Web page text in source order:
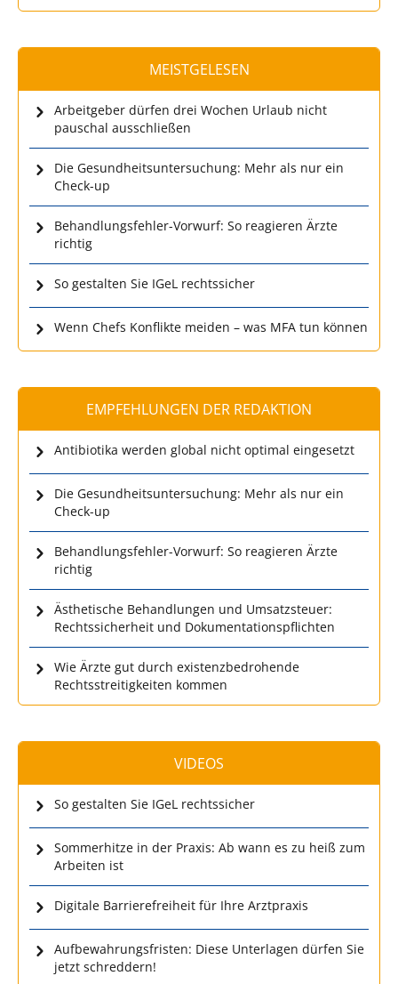
MEISTGELESEN
Arbeitgeber dürfen drei Wochen Urlaub nicht
pauschal ausschließen
Die Gesundheitsuntersuchung: Mehr als nur ein
Check-up
Behandlungsfehler-Vorwurf: So reagieren Ärzte
richtig
So gestalten Sie IGeL rechtssicher
Wenn Chefs Konflikte meiden – was MFA tun können
EMPFEHLUNGEN DER REDAKTION
Antibiotika werden global nicht optimal eingesetzt
Die Gesundheitsuntersuchung: Mehr als nur ein
Check-up
Behandlungsfehler-Vorwurf: So reagieren Ärzte
richtig
Ästhetische Behandlungen und Umsatzsteuer:
Rechtssicherheit und Dokumentationspflichten
Wie Ärzte gut durch existenzbedrohende
Rechtsstreitigkeiten kommen
VIDEOS
So gestalten Sie IGeL rechtssicher
Sommerhitze in der Praxis: Ab wann es zu heiß zum
Arbeiten ist
Digitale Barrierefreiheit für Ihre Arztpraxis
Aufbewahrungsfristen: Diese Unterlagen dürfen Sie
jetzt schreddern!